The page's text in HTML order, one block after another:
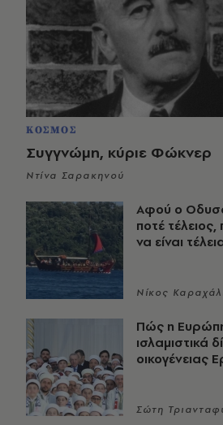
ΚΟΣΜΟΣ
Συγγνώμη, κύριε Φώκνερ
Ντίνα Σαρακηνού
Αφού ο
ποτέ
να είναι
Νίκος
Πώς η
ισλαμιστικά
οικογένειας
Σώτη